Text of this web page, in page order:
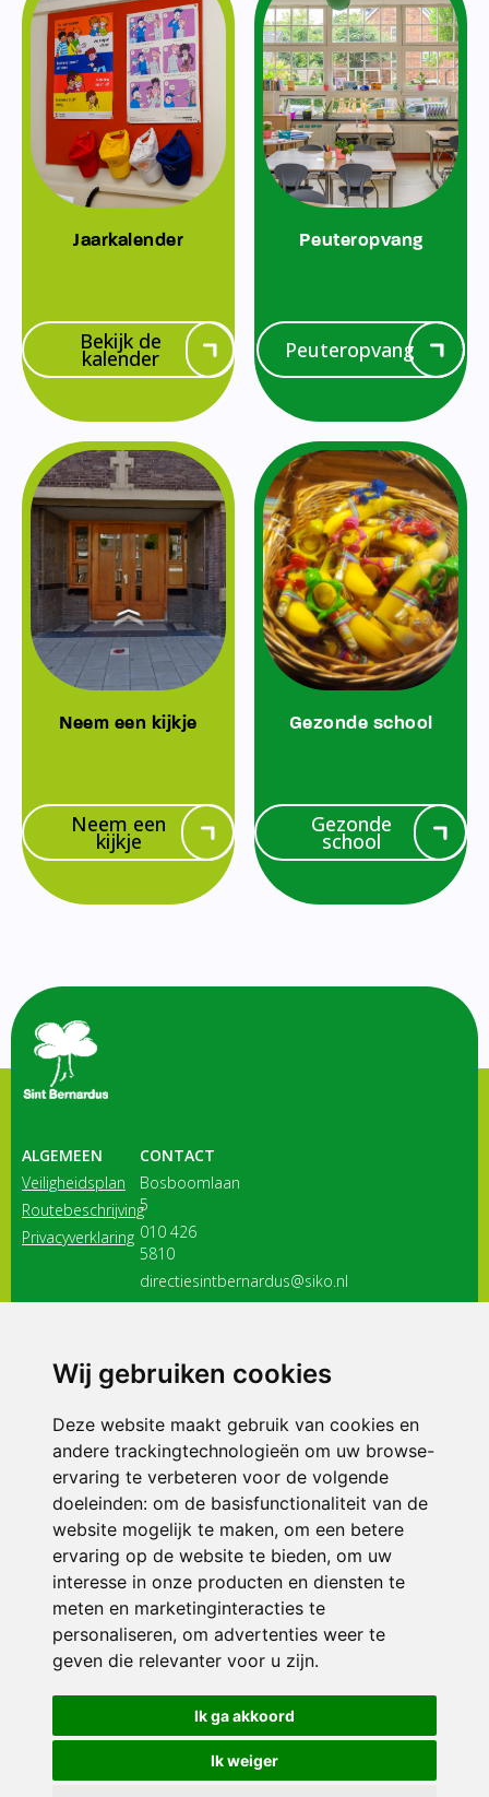
Wij gebruiken cookies
Deze website maakt gebruik van cookies en
andere trackingtechnologieën om uw browse-
ervaring te verbeteren voor de volgende
doeleinden: om de basisfunctionaliteit van de
website mogelijk te maken, om een betere
ervaring op de website te bieden, om uw
interesse in onze producten en diensten te
meten en marketinginteracties te
personaliseren, om advertenties weer te
geven die relevanter voor u zijn.
Ik ga akkoord
Ik weiger
Jaarkalender
Bekijk de
kalender
Peuteropvang
Peuteropvang
Neem een kijkje
Neem een
kijkje
Gezonde school
Gezonde
school
ALGEMEEN
Veiligheidsplan
Routebeschrijving
Privacyverklaring
CONTACT
Bosboomlaan
5
010 426
5810
directiesintbernardus@siko.nl
3116 JB
ONDERDEEL VAN
© 2026 Sint Bernardus | Alle rechten voorbehouden
Privacy policy|Disclaimer| Klachtenregeling|RSIN en Anbi
voorkeuren
Crealisatie The MindOffice